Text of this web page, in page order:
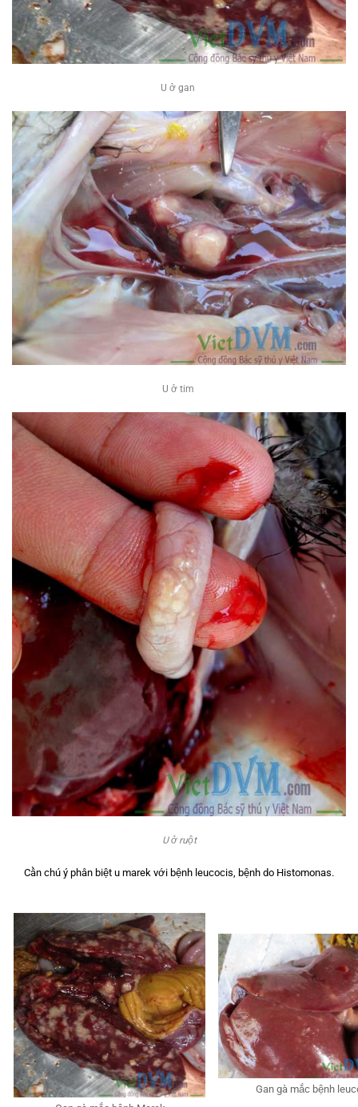
U ở gan
U ở tim
U ở ruột
Cần chú ý phân biệt u marek với bệnh leucocis, bệnh do Histomonas.
Gan gà mắc bệnh